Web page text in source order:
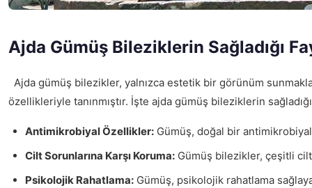
Ajda Gümüş Bileziklerin Sağladığı
Ajda gümüş bilezikler, yalnızca estetik bir görünüm
özellikleriyle tanınmıştır. İşte ajda gümüş bileziklerin
Antimikrobiyal Özellikler: Gümüş, doğal bir
Cilt Sorunlarına Karşı Koruma: Gümüş bilezikler, çeşitli
Psikolojik Rahatlama: Gümüş, psikolojik rahatlama